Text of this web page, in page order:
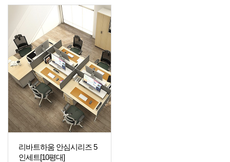
리바트하움 안심시리즈 5
인세트[10평대]